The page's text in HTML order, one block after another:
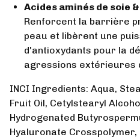
Acides aminés de soie
Renforcent la barrière
peau et libèrent une
d'antioxydants pour la
agressions extérieures
INCI Ingredients: Aqua,
Fruit Oil, Cetylstearyl
Hydrogenated
Hyaluronate Crosspolymer,